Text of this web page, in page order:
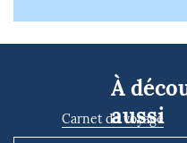
À
aussi
Carnet de voyage